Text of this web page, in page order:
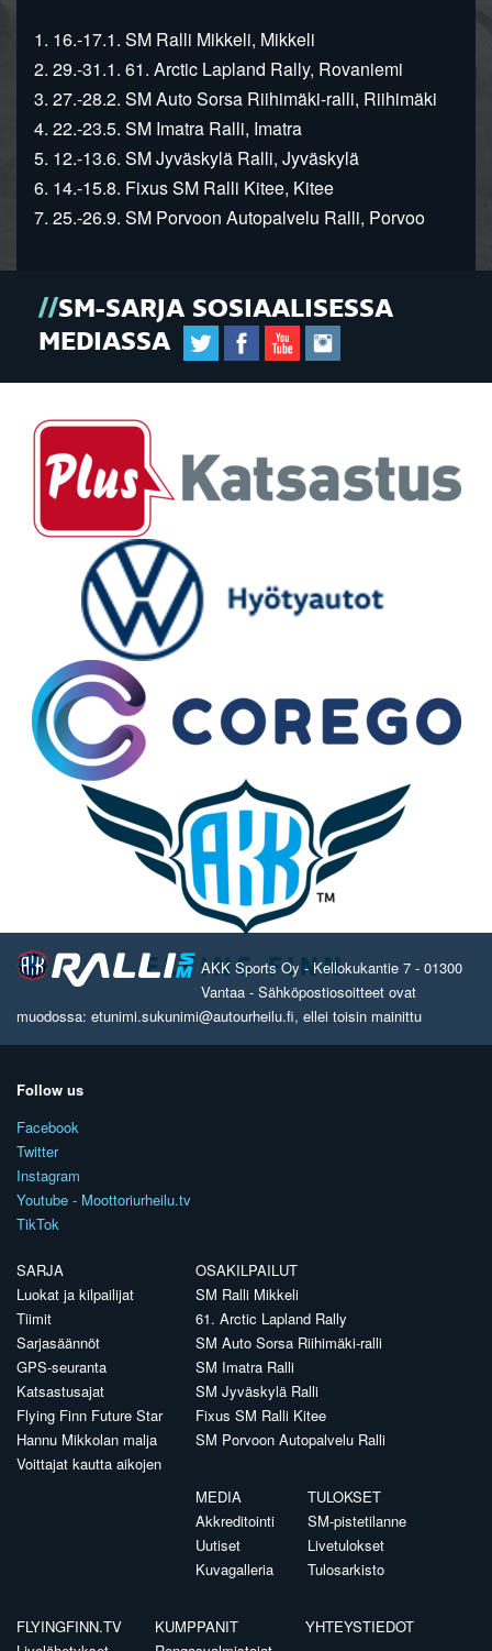
1. 16.-17.1. SM Ralli Mikkeli, Mikkeli
2. 29.-31.1. 61. Arctic Lapland Rally, Rovaniemi
3. 27.-28.2. SM Auto Sorsa Riihimäki-ralli, Riihimäki
4. 22.-23.5. SM Imatra Ralli, Imatra
5. 12.-13.6. SM Jyväskylä Ralli, Jyväskylä
6. 14.-15.8. Fixus SM Ralli Kitee, Kitee
7. 25.-26.9. SM Porvoon Autopalvelu Ralli, Porvoo
SM-SARJA SOSIAALISESSA
MEDIASSA
AKK Sports Oy - Kellokukantie 7 - 01300
Vantaa - Sähköpostiosoitteet ovat
muodossa: etunimi.sukunimi@autourheilu.fi, ellei toisin mainittu
Follow us
Facebook
Twitter
Instagram
Youtube - Moottoriurheilu.tv
TikTok
SARJA
Luokat ja kilpailijat
Tiimit
Sarjasäännöt
GPS-seuranta
Katsastusajat
Flying Finn Future Star
Hannu Mikkolan malja
Voittajat kautta aikojen
OSAKILPAILUT
SM Ralli Mikkeli
61. Arctic Lapland Rally
SM Auto Sorsa Riihimäki-ralli
SM Imatra Ralli
SM Jyväskylä Ralli
Fixus SM Ralli Kitee
SM Porvoon Autopalvelu Ralli
MEDIA
Akkreditointi
Uutiset
Kuvagalleria
TULOKSET
SM-pistetilanne
Livetulokset
Tulosarkisto
FLYINGFINN.TV
KUMPPANIT
YHTEYSTIEDOT